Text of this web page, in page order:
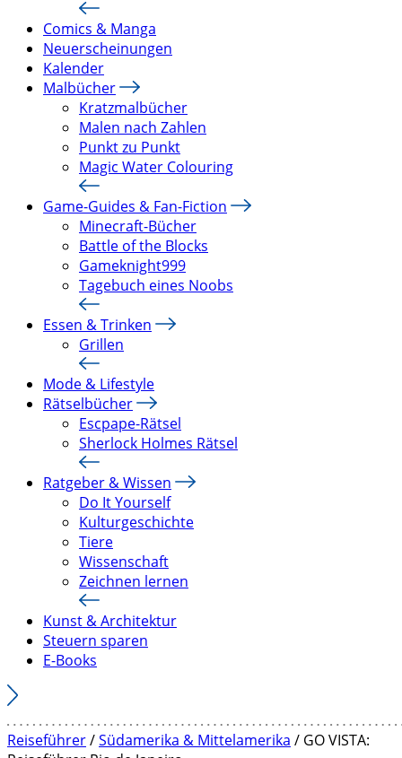
Comics & Manga
Neuerscheinungen
Kalender
Malbücher
Kratzmalbücher
Malen nach Zahlen
Punkt zu Punkt
Magic Water Colouring
Game-Guides & Fan-Fiction
Minecraft-Bücher
Battle of the Blocks
Gameknight999
Tagebuch eines Noobs
Essen & Trinken
Grillen
Mode & Lifestyle
Rätselbücher
Escpape-Rätsel
Sherlock Holmes Rätsel
Ratgeber & Wissen
Do It Yourself
Kulturgeschichte
Tiere
Wissenschaft
Zeichnen lernen
Kunst & Architektur
Steuern sparen
E-Books
Reiseführer/Südamerika & Mittelamerika / GO VISTA: